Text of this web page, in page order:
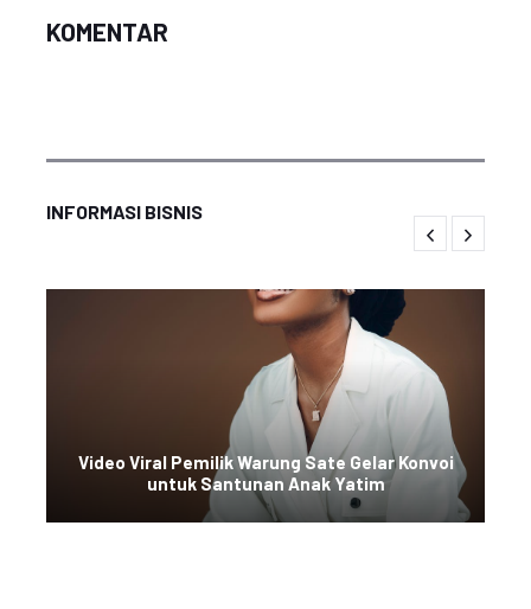
KOMENTAR
INFORMASI BISNIS
Video Viral Pemilik Warung Sate Gelar Konvoi
untuk Santunan Anak Yatim